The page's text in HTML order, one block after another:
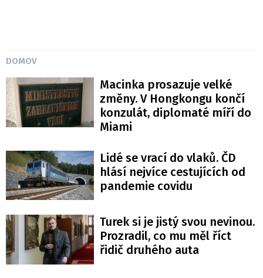
DOMOV
Macinka prosazuje velké
změny. V Hongkongu končí
konzulát, diplomaté míří do
Miami
Lidé se vrací do vlaků. ČD
hlásí nejvíce cestujících od
pandemie covidu
Turek si je jistý svou nevinou.
Prozradil, co mu měl říct
řidič druhého auta